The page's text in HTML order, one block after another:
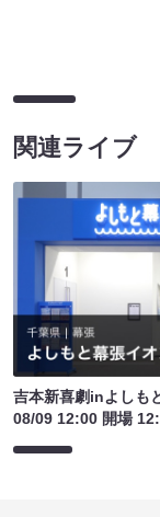
関連ライブ
吉本新喜劇inよしも
08/09 12:00 開場